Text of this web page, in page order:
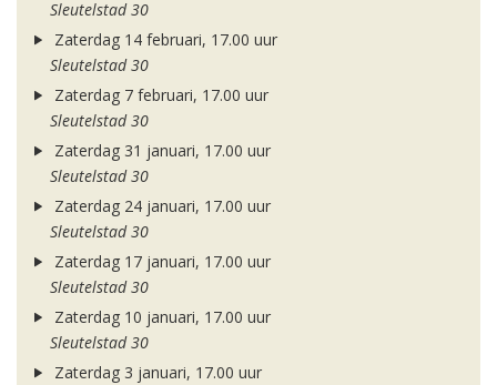
Sleutelstad 30
Zaterdag 14 februari, 17.00 uur
Sleutelstad 30
Zaterdag 7 februari, 17.00 uur
Sleutelstad 30
Zaterdag 31 januari, 17.00 uur
Sleutelstad 30
Zaterdag 24 januari, 17.00 uur
Sleutelstad 30
Zaterdag 17 januari, 17.00 uur
Sleutelstad 30
Zaterdag 10 januari, 17.00 uur
Sleutelstad 30
Zaterdag 3 januari, 17.00 uur